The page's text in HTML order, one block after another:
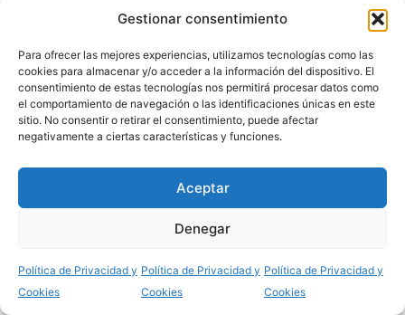
Gestionar consentimiento
Para ofrecer las mejores experiencias, utilizamos tecnologías como las
cookies para almacenar y/o acceder a la información del dispositivo. El
consentimiento de estas tecnologías nos permitirá procesar datos como
el comportamiento de navegación o las identificaciones únicas en este
sitio. No consentir o retirar el consentimiento, puede afectar
negativamente a ciertas características y funciones.
Aceptar
Denegar
Política de Privacidad y
Cookies
Política de Privacidad y
Cookies
Política de Privacidad y
Cookies
Secciones